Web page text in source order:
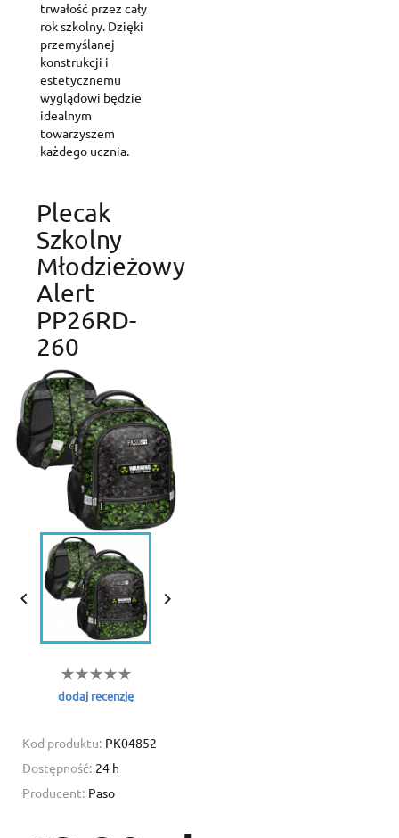
Add to wishlist
add_circle_outline Create new list
Create wishlist
Wishlist name
Sign in
You need to be logged in to save products in your wishlist.
trwałość przez cały
rok szkolny. Dzięki
przemyślanej
konstrukcji i
estetycznemu
wyglądowi będzie
idealnym
towarzyszem
każdego ucznia.
Plecak
Szkolny
Młodzieżowy
Alert
PP26RD-
260
 
dodaj recenzję
Kod produktu: PK04852
Dostępność: 24 h
Producent: Paso